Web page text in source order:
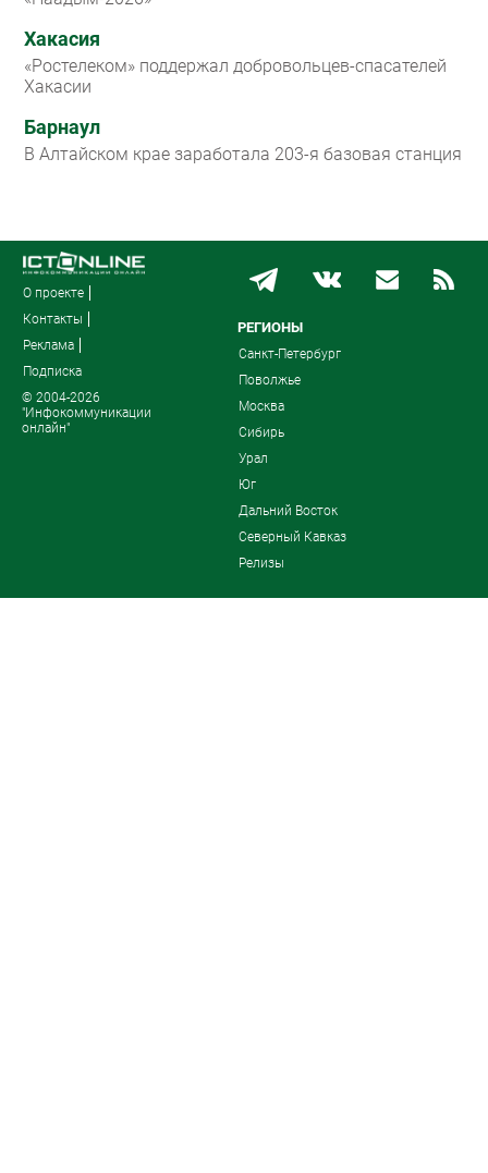
Хакасия
«Ростелеком» поддержал добровольцев-спасателей
Хакасии
Барнаул
В Алтайском крае заработала 203-я базовая станция
О проекте
Контакты
Реклама
Подписка
© 2004-2026
"Инфокоммуникации
онлайн"
РЕГИОНЫ
Санкт-Петербург
Поволжье
Москва
Сибирь
Урал
Юг
Дальний Восток
Северный Кавказ
Релизы